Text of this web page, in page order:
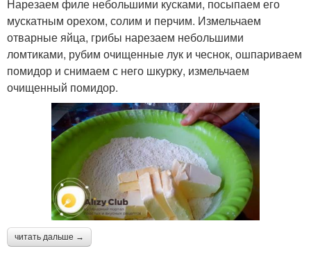
Нарезаем филе небольшими кусками, посыпаем его
мускатным орехом, солим и перчим. Измельчаем
отварные яйца, грибы нарезаем небольшими
ломтиками, рубим очищенные лук и чеснок, ошпариваем
помидор и снимаем с него шкурку, измельчаем
очищенный помидор.
читать дальше →